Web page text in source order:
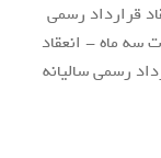
قرارداد رسمی
سه ماه - انعقاد
رسمی سالیانه